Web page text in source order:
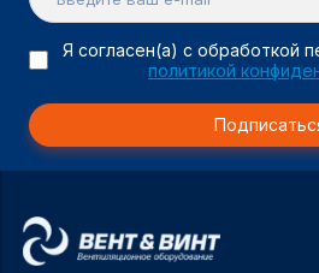
Я согласен(а) с обработкой
политикой